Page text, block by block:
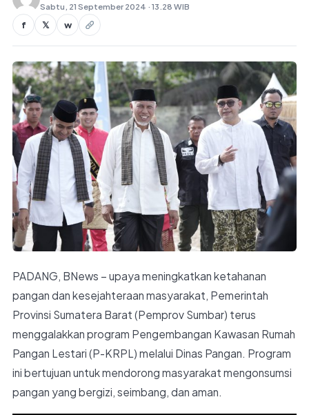
Sabtu, 21 September 2024 · 13.28 WIB
f 𝕏 w
PADANG, BNews – upaya meningkatkan ketahanan
pangan dan kesejahteraan masyarakat, Pemerintah
Provinsi Sumatera Barat (Pemprov Sumbar) terus
menggalakkan program Pengembangan Kawasan Rumah
Pangan Lestari (P-KRPL) melalui Dinas Pangan. Program
ini bertujuan untuk mendorong masyarakat mengonsumsi
pangan yang bergizi, seimbang, dan aman.